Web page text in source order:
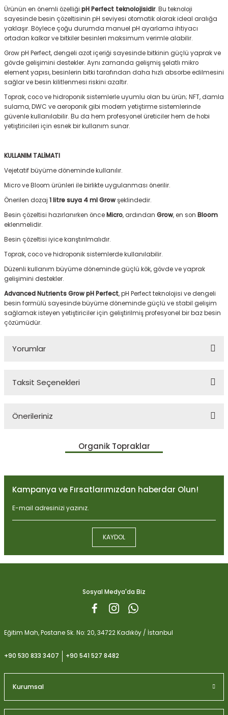
Ürünün en önemli özelliği pH Perfect teknolojisidir. Bu teknoloji
sayesinde besin çözeltisinin pH seviyesi otomatik olarak ideal aralığa
yaklaşır. Böylece çoğu durumda manuel pH ayarlama ihtiyacı
ortadan kalkar ve bitkiler besinleri maksimum verimle alabilir.
Grow pH Perfect, dengeli azot içeriği sayesinde bitkinin güçlü yaprak ve
gövde gelişimini destekler. Aynı zamanda gelişmiş şelatlı mikro
element yapısı, besinlerin bitki tarafından daha hızlı absorbe edilmesini
sağlar ve besin kilitlenmesi riskini azaltır.
Toprak, coco ve hidroponik sistemlerle uyumlu olan bu ürün; NFT, damla
sulama, DWC ve aeroponik gibi modern yetiştirme sistemlerinde
güvenle kullanılabilir. Bu da hem profesyonel üreticiler hem de hobi
yetiştiricileri için esnek bir kullanım sunar.
KULLANIM TALİMATI
Vejetatif büyüme döneminde kullanılır.
Micro ve Bloom ürünleri ile birlikte uygulanması önerilir.
Önerilen dozaj 1 litre suya 4 ml Growşeklindedir.
Besin çözeltisi hazırlanırken önceMicro, ardından Grow, en son Bloom
eklenmelidir.
Besin çözeltisi iyice karıştırılmalıdır.
Toprak, coco ve hidroponik sistemlerde kullanılabilir.
Düzenli kullanım büyüme döneminde güçlü kök, gövde ve yaprak
gelişimini destekler.
Advanced Nutrients Grow pH Perfect, pH Perfect teknolojisi ve dengeli
besin formülü sayesinde büyüme döneminde güçlü ve stabil gelişim
sağlamak isteyen yetiştiriciler için geliştirilmiş profesyonel bir baz besin
çözümüdür.
Yorumlar
Taksit Seçenekleri
Önerileriniz
Bu ürünün fiyat bilgisi, resim, ürün açıklamalarında ve diğer
konularda yetersiz gördüğünüz noktaları öneri formunu kullanarak
Ürün resmi kalitesiz, bozuk veya görüntülenemiyor.
Ürün açıklamasında eksik bilgiler bulunuyor.
Ürün bilgilerinde hatalar bulunuyor.
Ürün fiyatı diğer sitelerden daha pahalı.
Bu ürüne benzer farklı alternatifler olmalı.
Organik Topraklar
Kampanya ve Fırsatlarımızdan haberdar Olun!
KAYDOL
Sosyal Medya'da Biz
Eğitim Mah, Postane Sk. No: 20, 34722 Kadıköy / İstanbul
+90 530 833 3407 +90 541 527 8482
Kurumsal